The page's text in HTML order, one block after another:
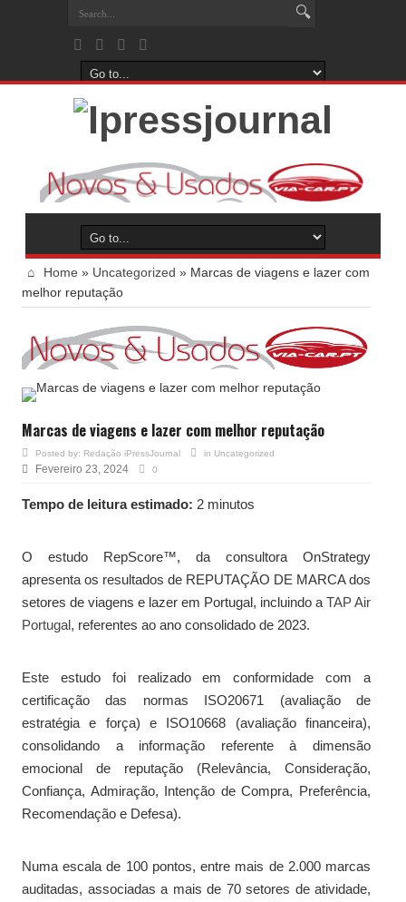
Home » Uncategorized » Marcas de viagens e lazer com
melhor reputação
Marcas de viagens e lazer com melhor reputação
Posted by: Redação iPressJournal in Uncategorized
Fevereiro 23, 2024 0
Tempo de leitura estimado: 2 minutos
O estudo RepScore™, da consultora OnStrategy
apresenta os resultados de REPUTAÇÃO DE MARCA dos
setores de viagens e lazer em Portugal, incluindo a TAP Air
Portugal, referentes ao ano consolidado de 2023.
Este estudo foi realizado em conformidade com a
certificação das normas ISO20671 (avaliação de
estratégia e força) e ISO10668 (avaliação financeira),
consolidando a informação referente à dimensão
emocional de reputação (Relevância, Consideração,
Confiança, Admiração, Intenção de Compra, Preferência,
Recomendação e Defesa).
Numa escala de 100 pontos, entre mais de 2.000 marcas
auditadas, associadas a mais de 70 setores de atividade,